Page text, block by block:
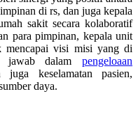
di rs, dan juga kepala
sakit secara kolaboratif
para pimpinan, kepala unit
mencapai visi misi yang di
jawab dalam pengeloaan
keselamatan pasien,
daya.